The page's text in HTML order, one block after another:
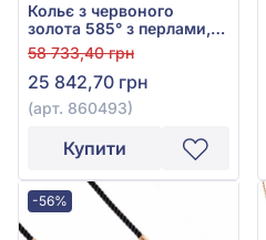
Кольє з червоного
золота 585° з перлами,
арт. 860493
58 733,40 грн
25 842,70 грн
(арт. 860493)
Купити
-56%